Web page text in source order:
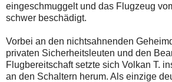
eingeschmuggelt und das Flugzeug
schwer beschädigt.
Vorbei an den nichtsahnenden
privaten Sicherheitsleuten und den
Flugbereitschaft setzte sich Volkan T.
an den Schaltern herum. Als einzige